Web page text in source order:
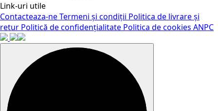
Link-uri utile
Contacteaza-neTermeni și condiții Politica de livrare și
retur Politică de confidențialitate Politica de cookies ANPC